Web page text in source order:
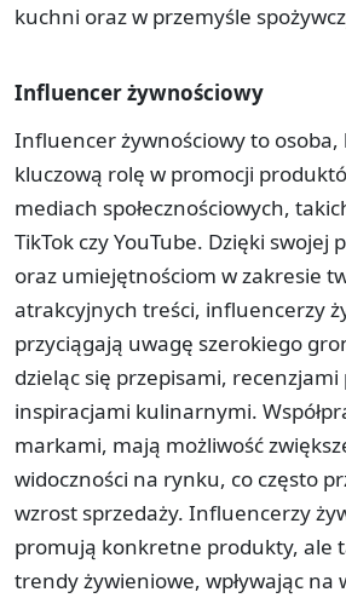
kuchni oraz w przemyśle
Influencer żywnościowy
Influencer żywnościowy to
kluczową rolę w promocji
mediach społecznościowych,
TikTok czy YouTube. Dzięki swojej
oraz umiejętnościom w zakresie
atrakcyjnych treści, influencerzy
przyciągają uwagę szerokiego
dzieląc się przepisami,
inspiracjami kulinarnymi.
markami, mają możliwość
widoczności na rynku, co często
wzrost sprzedaży. Influencerzy
promują konkretne produkty, ale
trendy żywieniowe, wpływając na